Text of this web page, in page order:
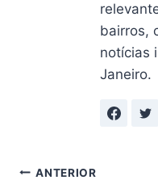
bairros,
notícias
Janeiro.
ANTERIOR